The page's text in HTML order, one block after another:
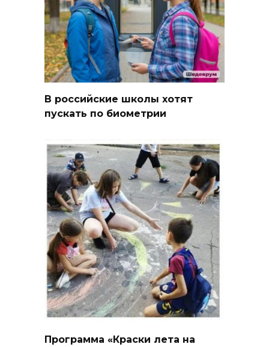
В российские школы хотят
пускать по биометрии
Программа «Краски лета на